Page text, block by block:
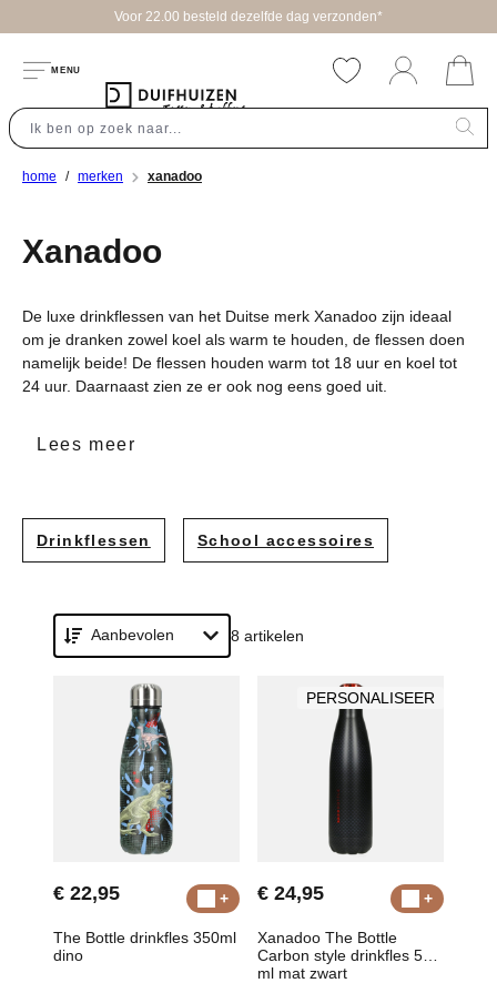
Voor 22.00 besteld dezelfde dag verzonden*
MENU
home merken xanadoo
Xanadoo
De luxe drinkflessen van het Duitse merk Xanadoo zijn ideaal
om je dranken zowel koel als warm te houden, de flessen doen
namelijk beide! De flessen houden warm tot 18 uur en koel tot
24 uur. Daarnaast zien ze er ook nog eens goed uit.
Lees meer
Drinkflessen School accessoires
Aanbevolen 8 artikelen
€ 22,95
The Bottle drinkfles 350ml
dino
PERSONALISEER
€ 24,95
Xanadoo The Bottle
Carbon style drinkfles 500
ml mat zwart